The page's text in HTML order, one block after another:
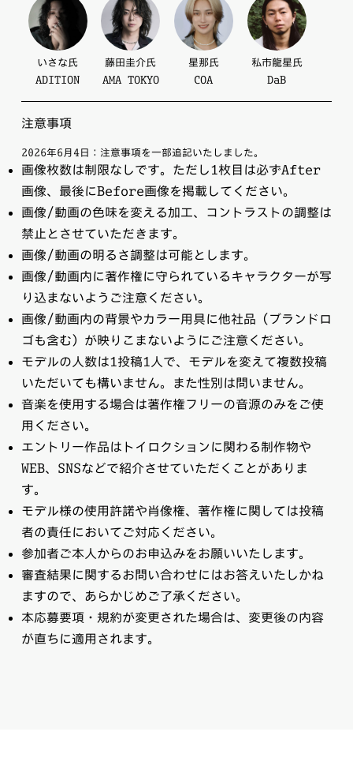
いさな氏
ADITION
藤田圭介氏
AMA TOKYO
星那氏
COA
私市龍星氏
DaB
注意事項
2026年6月4日：注意事項を一部追記いたしました。
画像枚数は制限なしです。ただし1枚目は必ずAfter
画像、最後にBefore画像を掲載してください。
画像/動画の色味を変える加工、コントラストの調整は
禁止とさせていただきます。
画像/動画の明るさ調整は可能とします。
画像/動画内に著作権に守られているキャラクターが写
り込まないようご注意ください。
画像/動画内の背景やカラー用具に他社品（ブランドロ
ゴも含む）が映りこまないようにご注意ください。
モデルの人数は1投稿1人で、モデルを変えて複数投稿
いただいても構いません。また性別は問いません。
音楽を使用する場合は著作権フリーの音源のみをご使
用ください。
エントリー作品はトイロクションに関わる制作物や
WEB、SNSなどで紹介させていただくことがありま
す。
モデル様の使用許諾や肖像権、著作権に関しては投稿
者の責任においてご対応ください。
参加者ご本人からのお申込みをお願いいたします。
審査結果に関するお問い合わせにはお答えいたしかね
ますので、あらかじめご了承ください。
本応募要項・規約が変更された場合は、変更後の内容
が直ちに適用されます。